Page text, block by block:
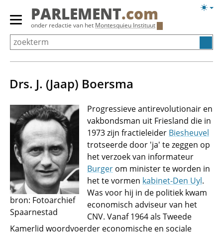
Overslaan
Primair
menu
tonen/verbergen
PARLEMENT.com
onder redactie van het Montesquieu Instituut
Drs. J. (Jaap) Boersma
bron: Fotoarchief
Spaarnestad
Progressieve antirevolutionair en
vakbondsman uit Friesland die in
1973 zijn fractieleider Biesheuvel
trotseerde door 'ja' te zeggen op
het verzoek van informateur
Burger om minister te worden in
het te vormen kabinet-Den Uyl.
Was voor hij in de politiek kwam
economisch adviseur van het
CNV. Vanaf 1964 als Tweede
Kamerlid woordvoerder economische en sociale